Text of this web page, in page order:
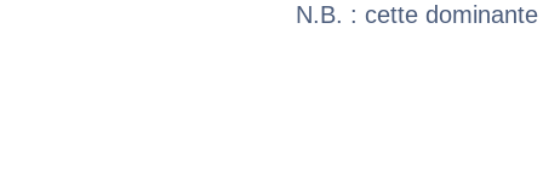
N.B. : cette